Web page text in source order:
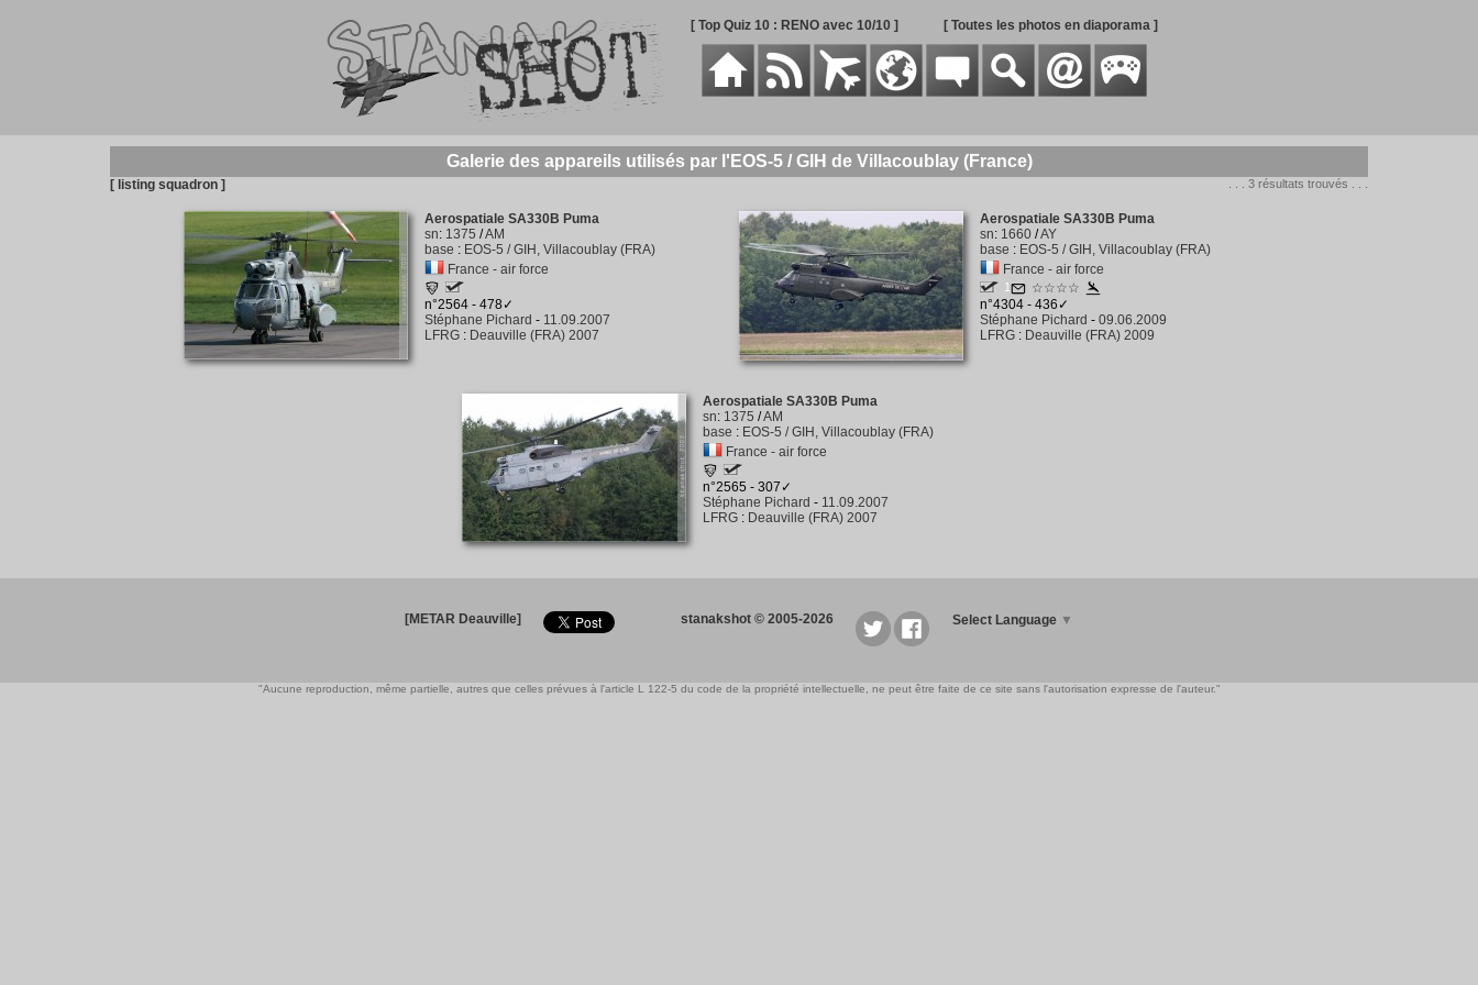
[ Top Quiz 10 : RENO avec 10/10 ] [ Toutes les photos en diaporama ]
Galerie des appareils utilisés par l'EOS-5 / GIH de Villacoublay (France)
[ listing squadron ] . . . 3 résultats trouvés . . .
Aerospatiale SA330B Puma
sn: 1375 /AM
base : EOS-5 / GIH, Villacoublay (FRA)
France - air force
n°2564 - 478✓
Stéphane Pichard - 11.09.2007
LFRG : Deauville (FRA) 2007
Aerospatiale SA330B Puma
sn: 1660 /AY
base : EOS-5 / GIH, Villacoublay (FRA)
France - air force
1
☆☆☆☆
n°4304 - 436✓
Stéphane Pichard - 09.06.2009
LFRG : Deauville (FRA) 2009
Aerospatiale SA330B Puma
sn: 1375 /AM
base : EOS-5 / GIH, Villacoublay (FRA)
France - air force
n°2565 - 307✓
Stéphane Pichard - 11.09.2007
LFRG: Deauville (FRA) 2007
[METAR Deauville] stanakshot © 2005-2026 Select Language ▼
"Aucune reproduction, même partielle, autres que celles prévues à l'article L 122-5 du code de la propriété intellectuelle, ne peut être faite de ce site sans l'autorisation expresse de l'auteur."